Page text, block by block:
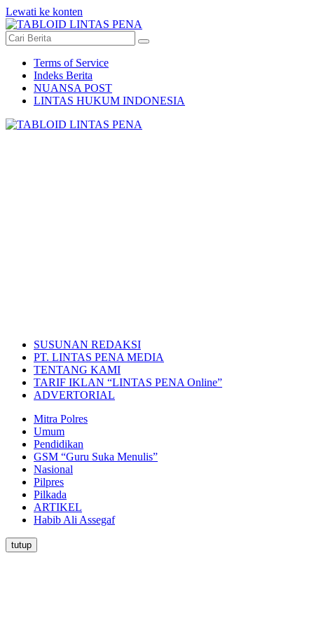
Lewati ke konten
Terms of Service
Indeks Berita
NUANSA POST
LINTAS HUKUM INDONESIA
SUSUNAN REDAKSI
PT. LINTAS PENA MEDIA
TENTANG KAMI
TARIF IKLAN “LINTAS PENA Online”
ADVERTORIAL
Mitra Polres
Umum
Pendidikan
GSM “Guru Suka Menulis”
Nasional
Pilpres
Pilkada
ARTIKEL
Habib Ali Assegaf
tutup